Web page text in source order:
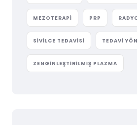
MEZOTERAPI PRP
SIVILCE TEDAVISI TEDAVI
ZENGINLEŞTIRILMIŞ PLAZMA